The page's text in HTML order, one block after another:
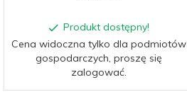
Produkt dostępny!
Cena widoczna tylko dla podmiotów
gospodarczych, proszę się
zalogować.